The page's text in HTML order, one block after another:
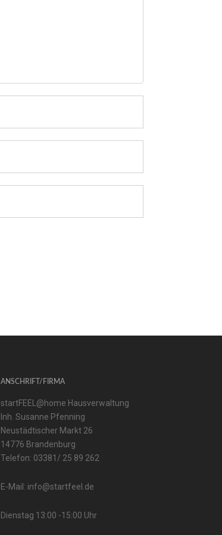
ANSCHRIFT/FIRMA
startFEEL@home Hausverwaltung
Inh. Susanne Pfenning
Neustädtischer Markt 26
14776 Brandenburg
Telefon: 03381/ 25 89 262
E-Mail: info@startfeel.de
Dienstag 13:00 -15:00 Uhr